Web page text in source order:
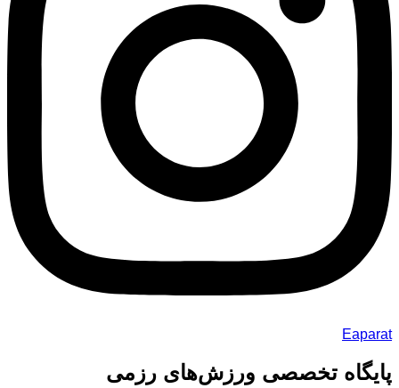
Eaparat
پایگاه تخصصی ورزش‌های رزمی